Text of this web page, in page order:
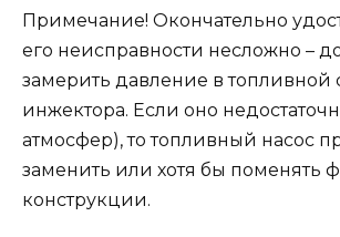
Примечание! Окончательно
его неисправности несложно –
замерить давление в топливной
инжектора. Если оно
атмосфер), то топливный насос
заменить или хотя бы поменять
конструкции.